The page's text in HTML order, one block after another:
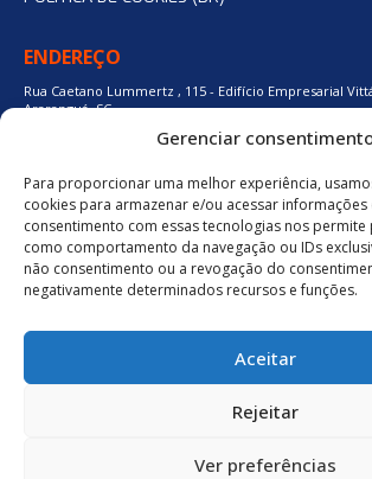
Gerenciar
Para proporcionar uma melhor experiência,
cookies para armazenar e/ou acessar
consentimento com essas tecnologias nos
como comportamento da navegação ou IDs
não consentimento ou a revogação do
negativamente determinados recursos e funções.
Aceitar
Rejeitar
Ver preferências
ENDEREÇO
Rua Caetano Lummertz , 115 - Edifício Empresarial
Araranguá, SC.
48 3524-0137
48 9880-84667